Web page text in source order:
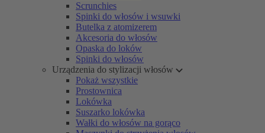
Scrunchies
Spinki do włosów i wsuwki
Butelka z atomizerem
Akcesoria do włosów
Opaska do loków
Spinki do włosów
Urządzenia do stylizacji włosów
Pokaż wszystkie
Prostownica
Lokówka
Suszarko lokówka
Wałki do włosów na gorąco